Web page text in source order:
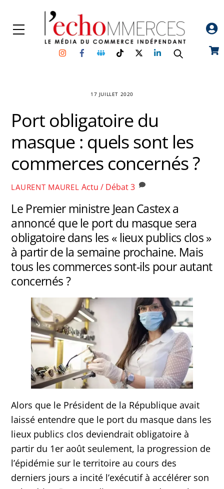
content
Menu
InstagramFacebookGroupe
Facebook
TikTokTwitterLinkedin
17 JUILLET 2020
Port obligatoire du
masque : quels sont les
commerces concernés ?
LAURENT MAUREL Actu / Débat3
Le Premier ministre Jean Castex a
annoncé que le port du masque sera
obligatoire dans les « lieux publics clos »
à partir de la semaine prochaine. Mais
tous les commerces sont-ils pour autant
concernés ?
Alors que le Président de la République avait
laissé entendre que le port du masque dans les
lieux publics clos deviendrait obligatoire à
partir du 1er août seulement, la progression de
l’épidémie sur le territoire au cours des
derniers jours a incité l’exécutif à accélérer son